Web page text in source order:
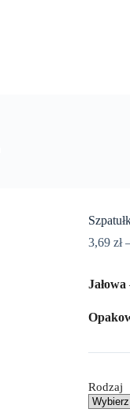
3,69 zł
Jałowa
Rodzaj